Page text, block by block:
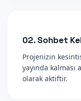
02. Sohbet
Projenizin
yayında kalması
olarak aktiftir.